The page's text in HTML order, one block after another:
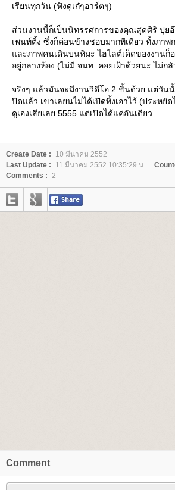
เรียนทุกวัน (ฟังดูเก๋ๆอาร์ตๆ)
ส่วนงานนี้ก็เป็นนิทรรศการของคุณสุดศิริ ปุย
เพนท์ติ้ง ซึ่งก็ค่อนข้างชอบมากทีเดียว ทั้งภาพ
ละภาพคนเดินบนหิมะ ไฮไลต์เด็ดของงานก็
อยู่กลางห้อง (ไม่มี จนท. คอยเฝ้าด้วยนะ ไม่ก
จริงๆ แล้วมันจะมีงานวิดีโอ 2 ชิ้นด้วย แต่วัน
ปิดแล้ว เขาเลยนไม่ได้เปิดทิ้งเอาไว้ (ประหยัด
ดูเองเสียเลย 5555 แต่เปิดได้แค่อันเดียว
Create Date :
10 มีนาคม 2552
Last Update :
11 มีนาคม 2552 10:35:29 น.
Comments :
2
Comment